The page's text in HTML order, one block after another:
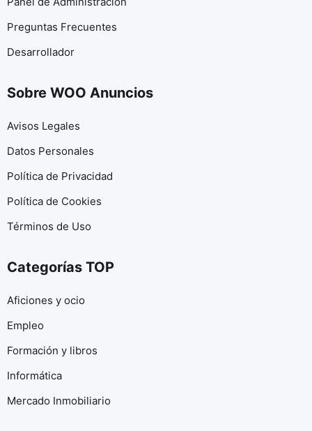
Preguntas Frecuentes
Desarrollador
Sobre WOO Anuncios
Avisos Legales
Datos Personales
Política de Privacidad
Política de Cookies
Términos de Uso
Categorías TOP
Aficiones y ocio
Empleo
Formación y libros
Informática
Mercado Inmobiliario